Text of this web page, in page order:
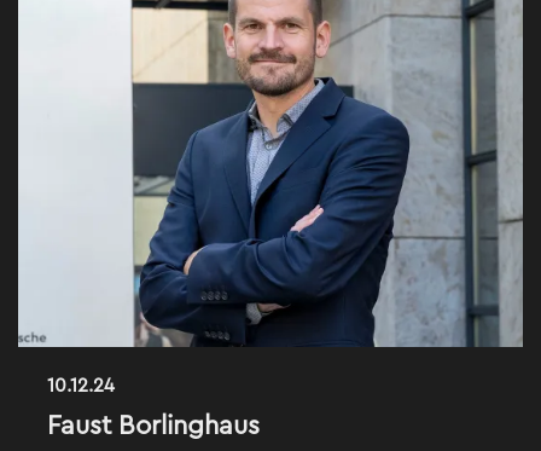
10.12.24
Faust Borlinghaus